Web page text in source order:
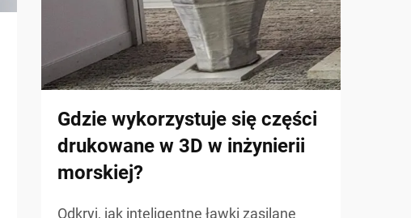
Gdzie wykorzystuje się części
drukowane w 3D w inżynierii
morskiej?
Odkryj, jak inteligentne ławki zasilane